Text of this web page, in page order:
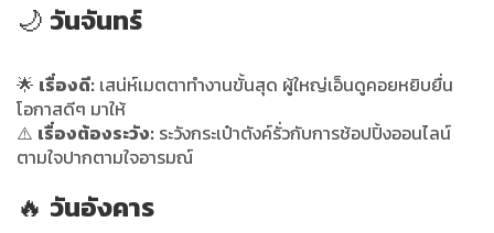
🌙 วันจันทร์
🌟 เรื่องดี: เสน่ห์เมตตาทำงานขั้นสุด ผู้ใหญ่เอ็นดูคอยหยิบยื่น
โอกาสดีๆ มาให้
⚠️ เรื่องต้องระวัง: ระวังกระเป๋าตังค์รั่วกับการช้อปปิ้งออนไลน์
ตามใจปากตามใจอารมณ์
🔥 วันอังคาร